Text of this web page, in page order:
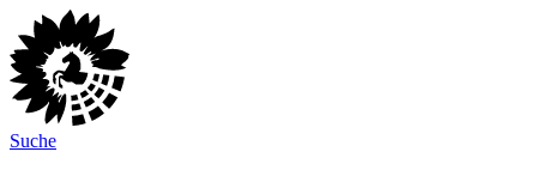
Suche